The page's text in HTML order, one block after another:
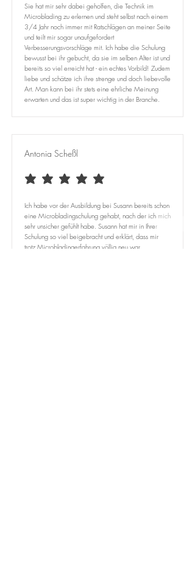
Sie hat mir sehr dabei geholfen, die Technik im
Microblading zu erlernen und steht selbst nach einem
3/4 Jahr noch immer mit Ratschlägen an meiner Seite
und teilt mir sogar unaufgefordert
Verbesserungsvorschläge mit. Ich habe die Schulung
bewusst bei ihr gebucht, da sie im selben Alter ist und
bereits so viel erreicht hat - ein echtes Vorbild! Zudem
liebe und schätze ich ihre strenge und doch liebevolle
Art. Man kann bei ihr stets eine ehrliche Meinung
erwarten und das ist super wichtig in der Branche.
Antonia Scheßl
durchschnittliches Rating ist 5 von 5
Ich habe vor der Ausbildung bei Susann bereits schon
eine Microbladingschulung gehabt, nach der ich mich
sehr unsicher gefühlt habe. Susann hat mir in Ihrer
Schulung so viel beigebracht und erklärt, dass mir
trotz Microbladingerfahrung völlig neu war. ​